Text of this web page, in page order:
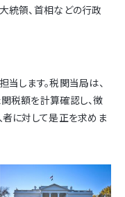
統領、首相などの行政
します。税関当局は、
税額を計算確認し、徴
に対して是正を求めま